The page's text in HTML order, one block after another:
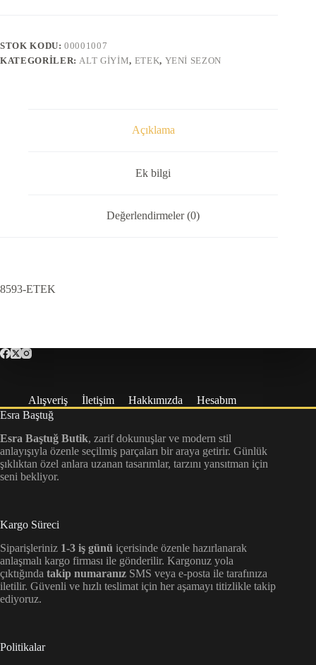
STOK KODU:00001007
KATEGORILER: ALT GIYIM, ETEK, YENI SEZON
Açıklama
Ek bilgi
Değerlendirmeler (0)
8593-ETEK
Alışveriş İletişim Hakkımızda
Hesabım
Esra Baştuğ
Esra Baştuğ Butik, zarif dokunuşlar ve modern stil
anlayışıyla özenle seçilmiş parçaları bir araya getirir. Günlük
şıklıktan özel anlara uzanan tasarımlar, tarzını yansıtman için
seni bekliyor.
Kargo Süreci
Siparişleriniz 1-3 iş günü içerisinde özenle hazırlanarak
anlaşmalı kargo firması ile gönderilir. Kargonuz yola
çıktığında takip numaranız SMS veya e-posta ile tarafınıza
iletilir. Güvenli ve hızlı teslimat için her aşamayı titizlikle takip
ediyoruz.
Politikalar